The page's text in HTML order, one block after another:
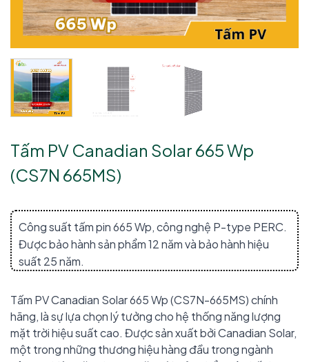
Tấm PV Canadian Solar 665 Wp
(CS7N 665MS)
Công suất tấm pin 665 Wp, công nghệ P-type PERC.
Được bảo hành sản phẩm 12 năm và bảo hành hiệu
suất 25 năm.
Tấm PV Canadian Solar 665 Wp (CS7N-665MS) chính
hãng, là sự lựa chọn lý tưởng cho hệ thống năng lượng
mặt trời hiệu suất cao. Được sản xuất bởi Canadian Solar,
một trong những thương hiệu hàng đầu trong ngành